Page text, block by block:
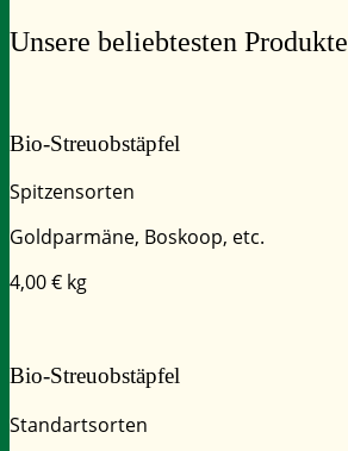
Unsere beliebtesten Produkte
Bio-Streuobstäpfel
Spitzensorten
Goldparmäne, Boskoop, etc.
4,00€ kg
Bio-Streuobstäpfel
Standartsorten